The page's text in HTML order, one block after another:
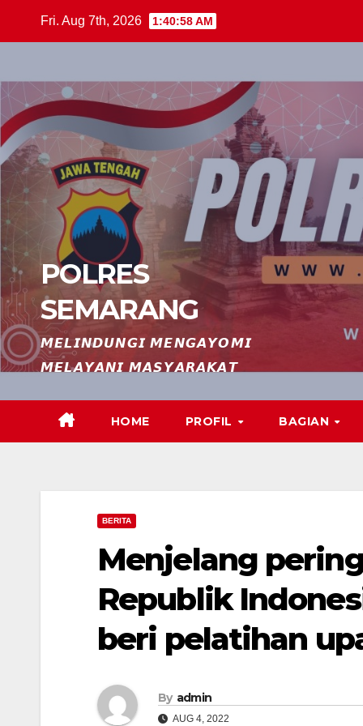
Fri. Aug 7th, 2026 1:40:59 AM
POLRES
SEMARANG
𝙈𝙀𝙇𝙄𝙉𝘿𝙐𝙉𝙂𝙄 𝙈𝙀𝙉𝙂𝘼𝙔𝙊𝙈𝙄
𝙈𝙀𝙇𝘼𝙔𝘼𝙉𝙄 𝙈𝘼𝙎𝙔𝘼𝙍𝘼𝙆𝘼𝙏
HOME PROFIL BAGIAN
BERITA
Menjelang
Republik
beri pelatihan
By admin
AUG 4, 2022